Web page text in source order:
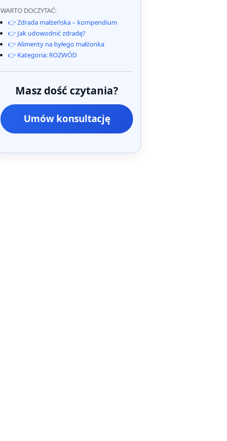
WARTO DOCZYTAĆ:
👉 Zdrada małżeńska – kompendium
👉 Jak udowodnić zdradę?
👉 Alimenty na byłego małżonka
👉 Kategoria: ROZWÓD
Masz dość czytania?
Umów konsultację